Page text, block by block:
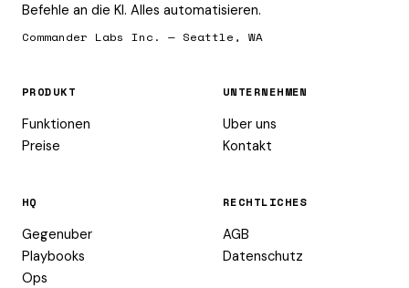
Befehle an die KI. Alles automatisieren.
Commander Labs Inc. — Seattle, WA
PRODUKT
Funktionen
Preise
UNTERNEHMEN
Uber uns
Kontakt
HQ
Gegenuber
Playbooks
Ops
RECHTLICHES
AGB
Datenschutz